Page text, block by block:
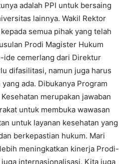
adalah PPI untuk bersaing
lainnya. Wakil Rektor
semua pihak yang telah
Prodi Magister Hukum
ide cemerlang dari Direktur
difasilitasi, namun juga harus
ada. Dibukanya Program
merupakan jawaban
untuk membuka wawasan
untuk layanan kesehatan yang
berkepastian hukum. Mari
meningkatkan kinerja Prodi-
internasionalisasi. Kita juga